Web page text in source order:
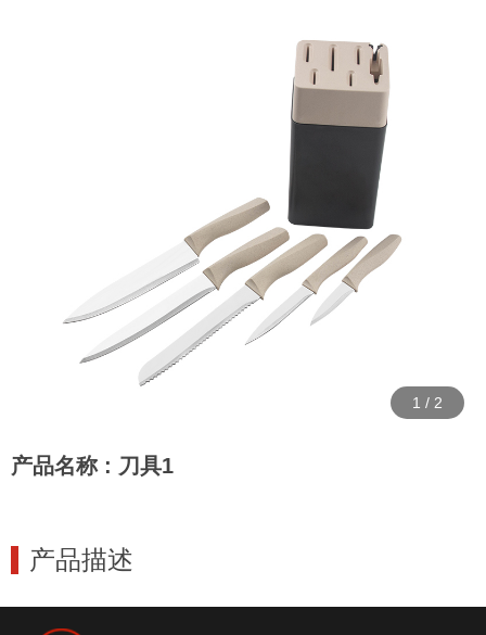
1 / 2
产品名称 : 刀具1
产品描述